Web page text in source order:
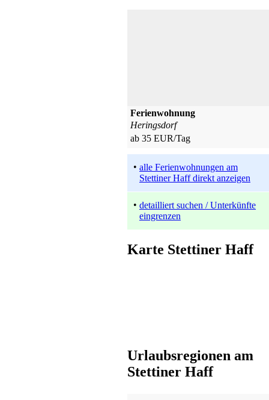
Ferienwohnung
Heringsdorf
ab 35 EUR/Tag
Ferienwohnung
• alle Ferienwohnungen am
Stettiner Haff direkt anzeigen
• detailliert suchen / Unterkünfte
eingrenzen
Karte Stettiner Haff
Urlaubsregionen am
Stettiner Haff